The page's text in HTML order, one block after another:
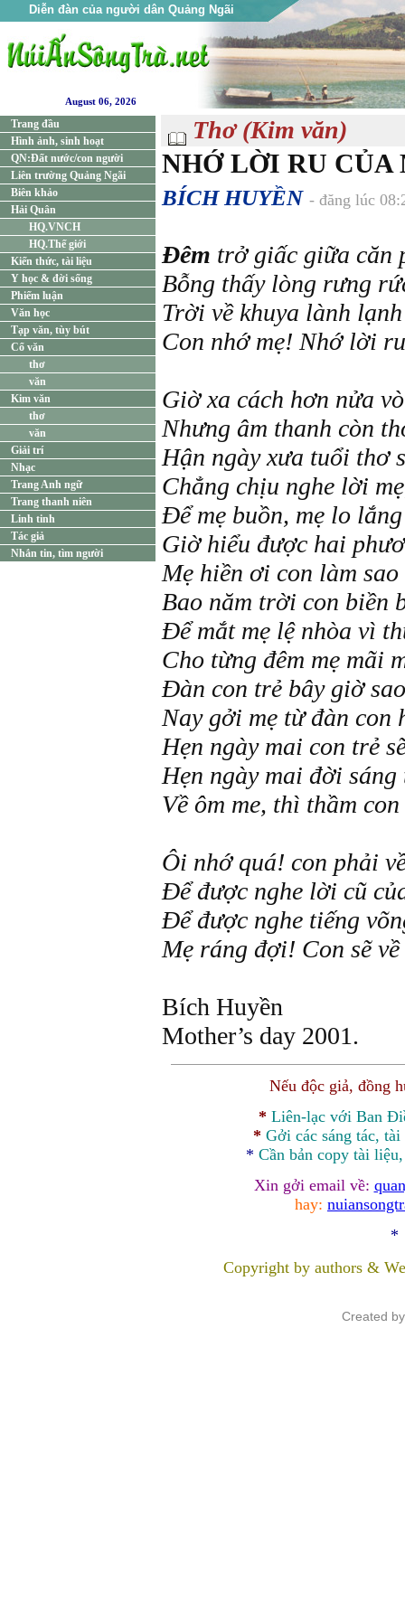
Diễn đàn của người dân Quảng Ngãi
August 06, 2026
Trang đầu
Hình ảnh, sinh hoạt
QN:Đất nước/con người
Liên trường Quảng Ngãi
Biên khảo
Hải Quân
HQ.VNCH
HQ.Thế giới
Kiến thức, tài liệu
Y học & đời sống
Phiếm luận
Văn học
Tạp văn, tùy bút
Cổ văn
thơ
văn
Kim văn
thơ
văn
Giải trí
Nhạc
Trang Anh ngữ
Trang thanh niên
Linh tinh
Tác giả
Nhắn tin, tìm người
Thơ (Kim văn)
NHỚ LỜI RU CỦA
BÍCH HUYỀN - đăng lúc
Đêm trở giấc giữa căn
Bỗng thấy lòng rưng
Trời về khuya lành
Con nhớ mẹ! Nhớ lời
Giờ xa cách hơn nửa
Nhưng âm thanh còn
Hận ngày xưa tuổi thơ
Chẳng chịu nghe lời
Để mẹ buồn, mẹ lo
Giờ hiểu được hai
Mẹ hiền ơi con làm sao
Bao năm trời con biền
Để mắt mẹ lệ nhòa vì
Cho từng đêm mẹ mãi
Đàn con trẻ bây giờ
Nay gởi mẹ từ đàn con
Hẹn ngày mai con trẻ
Hẹn ngày mai đời
Về ôm me, thì thầm
Ôi nhớ quá! con phải
Để được nghe lời cũ
Để được nghe tiếng
Mẹ ráng đợi! Con sẽ về
Bích Huyền
Mother’s day 2001.
Nếu độc giả, đồng
* Liên-lạc với Ban
* Gởi các sáng tác,
* Cần bản copy tài
Xin gởi email về:
hay:
*
Copyright by authors &
Created